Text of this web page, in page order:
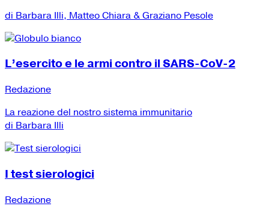
di Barbara Illi, Matteo Chiara & Graziano Pesole
L’esercito e le armi contro il SARS-CoV-2
Redazione
La reazione del nostro sistema immunitario
di Barbara Illi
I test sierologici
Redazione